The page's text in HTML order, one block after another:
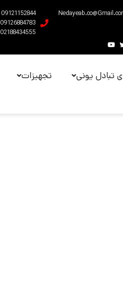
09121152844
09126884783
02188434555
تبادل یونی
تجهیزات